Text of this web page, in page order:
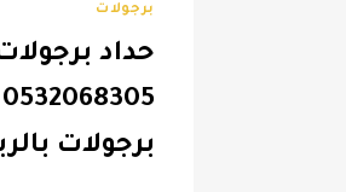
برجولات
حداد
برجولات